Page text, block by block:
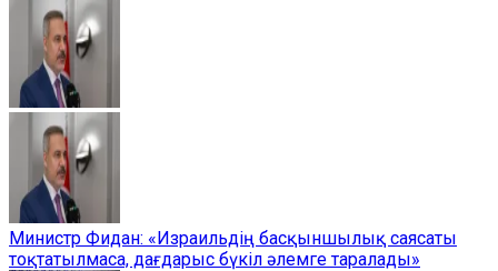
Министр Фидан: «Израильдің басқыншылық саясаты
тоқтатылмаса, дағдарыс бүкіл әлемге таралады»